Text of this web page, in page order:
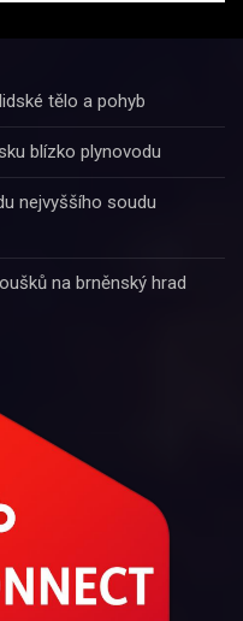
tělo a pohyb
blízko plynovodu
nejvyššího soudu
na brněnský hrad